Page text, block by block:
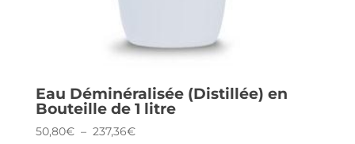
Eau Déminéralisée (Distillée) en
Bouteille de 1 litre
50,80€ – 237,36€Plage